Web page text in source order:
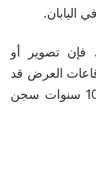
اليابان.
فإن تصوير أو
العرض قد
يعرض مرتكبه لعقوبة قاسية تصل إلى 10 سنوات سجن